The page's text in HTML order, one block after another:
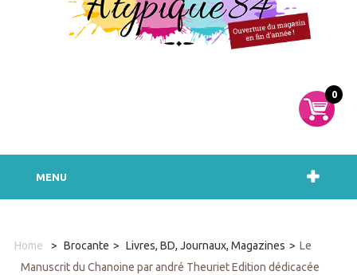
0
MENU
Home > Brocante > Livres, BD, Journaux, Magazines > Le
Manuscrit du Chanoine par andré Theuriet Edition dédicacée